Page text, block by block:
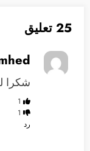
25 تعليق
شكرا
1
1
رد